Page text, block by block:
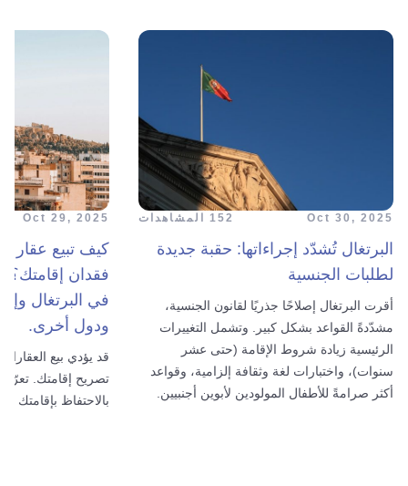
Oct 30, 2025 152 المشاهدات
البرتغال تُشدّد إجراءاتها: حقبة جديدة
لطلبات الجنسية
أقرت البرتغال إصلاحًا جذريًا لقانون الجنسية،
مشدّدةً القواعد بشكل كبير. وتشمل التغييرات
الرئيسية زيادة شروط الإقامة (حتى عشر
سنوات)، واختبارات لغة وثقافة إلزامية، وقواعد
أكثر صرامةً للأطفال المولودين لأبوين أجنبيين.
Oct 29, 2025
كيف تبيع
فقدان إقامتك؟
في البرتغال
ودول أخرى.
قد يؤدي بيع
تصريح إقامتك.
بالاحتفاظ بإقامتك